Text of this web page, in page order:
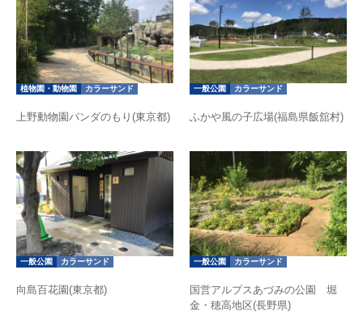
植物園・動物園 カラーサンド
上野動物園パンダのもり(東京都)
一般公園 カラーサンド
ふかや風の子広場(福島県飯舘村)
一般公園 カラーサンド
向島百花園(東京都)
一般公園 カラーサンド
国営アルプスあづみの公園 堀
金・穂高地区(長野県)